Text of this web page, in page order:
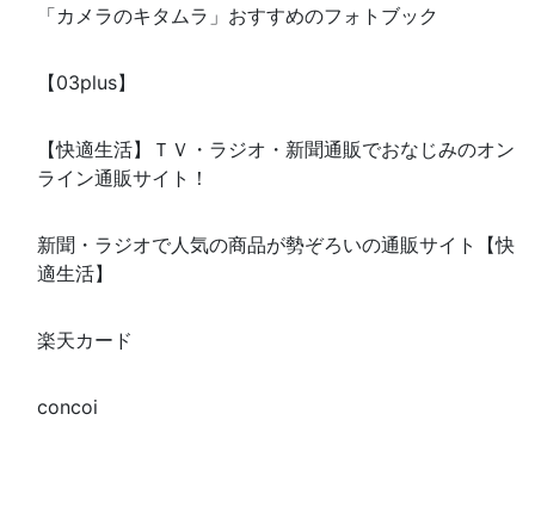
「カメラのキタムラ」おすすめのフォトブック
【03plus】
【快適生活】ＴＶ・ラジオ・新聞通販でおなじみのオン
ライン通販サイト！
新聞・ラジオで人気の商品が勢ぞろいの通販サイト【快
適生活】
楽天カード
concoi